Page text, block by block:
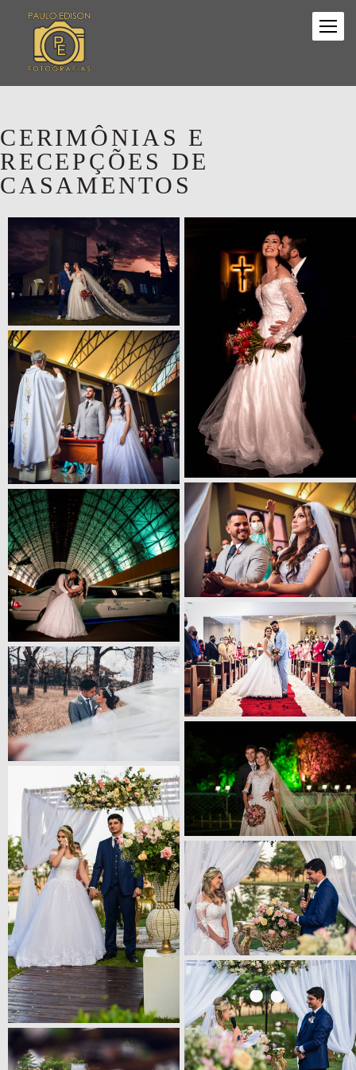
CERIMÔNIAS E
RECEPÇÕES DE
CASAMENTOS